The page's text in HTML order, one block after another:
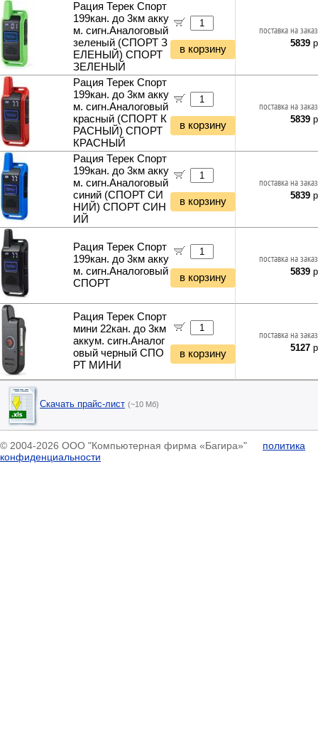
Рация Терек Спорт
199кан. до 3км акку
м. сигн.Аналоговый
зеленый (СПОРТ З
ЕЛЕНЫЙ) СПОРТ
ЗЕЛЕНЫЙ
в корзину
поставка на
5839
Рация Терек Спорт
199кан. до 3км акку
м. сигн.Аналоговый
красный (СПОРТ К
РАСНЫЙ) СПОРТ
КРАСНЫЙ
в корзину
поставка на
5839
Рация Терек Спорт
199кан. до 3км акку
м. сигн.Аналоговый
синий (СПОРТ СИ
НИЙ) СПОРТ СИН
ИЙ
в корзину
поставка на
5839
Рация Терек Спорт
199кан. до 3км акку
м. сигн.Аналоговый
СПОРТ
в корзину
поставка на
5839
Рация Терек Спорт
мини 22кан. до 3км
аккум. сигн.Аналог
овый черный СПО
РТ МИНИ
в корзину
поставка на
5127
Скачать прайс-лист (~10 Мб)
© 2004-2026 ООО "Компьютерная фирма «Багира»" политика
конфиденциальности